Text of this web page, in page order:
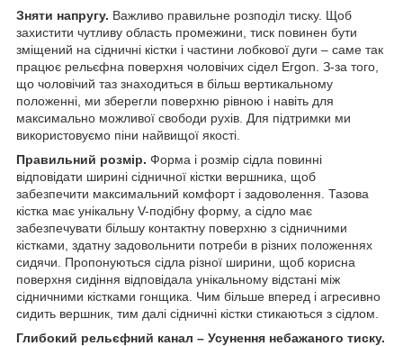
Зняти напругу. Важливо правильне розподіл тиску. Щоб
захистити чутливу область промежини, тиск повинен бути
зміщений на сідничні кістки і частини лобкової дуги – саме так
працює рельєфна поверхня чоловічих сідел Ergon. З-за того,
що чоловічий таз знаходиться в більш вертикальному
положенні, ми зберегли поверхню рівною і навіть для
максимально можливої свободи рухів. Для підтримки ми
використовуємо піни найвищої якості.
Правильний розмір. Форма і розмір сідла повинні
відповідати ширині сідничної кістки вершника, щоб
забезпечити максимальний комфорт і задоволення. Тазова
кістка має унікальну V-подібну форму, а сідло має
забезпечувати більшу контактну поверхню з сідничними
кістками, здатну задовольнити потреби в різних положеннях
сидячи. Пропонуються сідла різної ширини, щоб корисна
поверхня сидіння відповідала унікальному відстані між
сідничними кістками гонщика. Чим більше вперед і агресивно
сидить вершник, тим далі сідничні кістки стикаються з сідлом.
Глибокий рельєфний канал – Усунення небажаного тиску.